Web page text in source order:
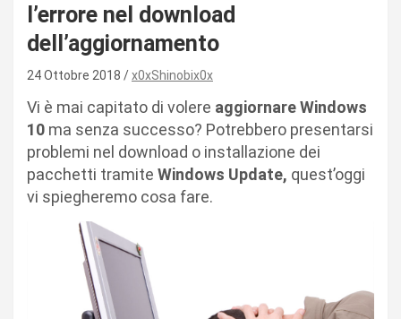
l’errore nel download
dell’aggiornamento
24 Ottobre 2018 x0xShinobix0x
Vi è mai capitato di volere aggiornare Windows
10 ma senza successo? Potrebbero presentarsi
problemi nel download o installazione dei
pacchetti tramite Windows Update, quest’oggi
vi spiegheremo cosa fare.